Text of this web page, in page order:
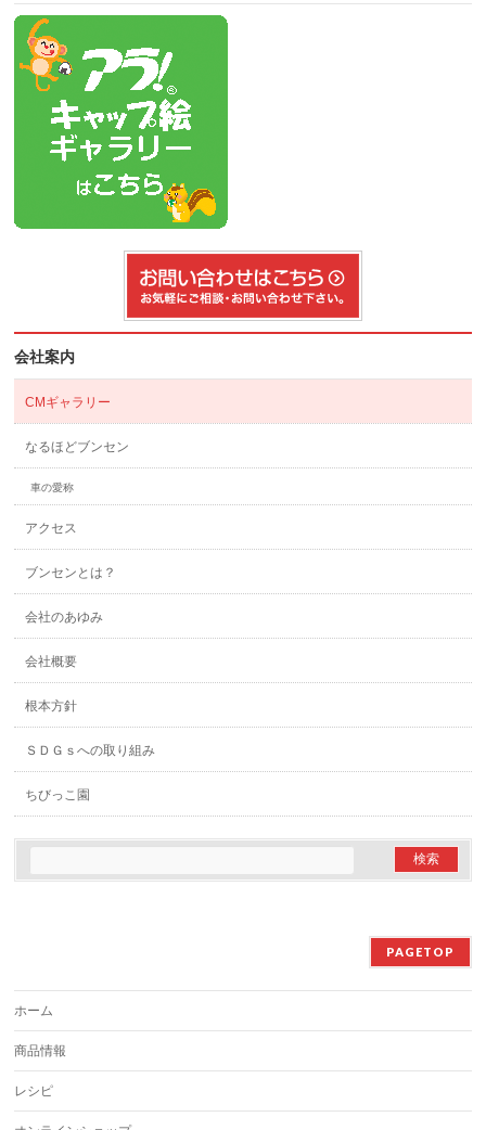
会社案内
CMギャラリー
なるほどブンセン
車の愛称
アクセス
ブンセンとは？
会社のあゆみ
会社概要
根本方針
ＳＤＧｓへの取り組み
ちびっこ園
PAGETOP
ホーム
商品情報
レシピ